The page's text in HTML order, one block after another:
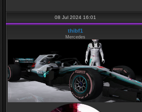
08 Jul 2024 16:01
thibf1
Mercedes